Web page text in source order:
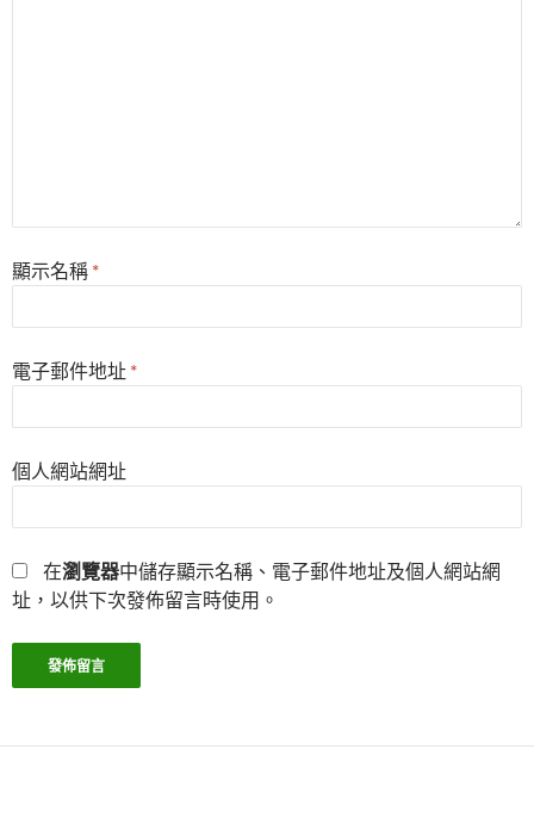
顯示名稱 *
電子郵件地址 *
個人網站網址
在瀏覽器中儲存顯示名稱、電子郵件地址及個人網站網
址，以供下次發佈留言時使用。